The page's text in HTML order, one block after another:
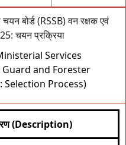
बोर्ड (RSSB) वन रक्षक एवं
चयन प्रक्रिया
Services
Guard and Forester
Process)
(Description)